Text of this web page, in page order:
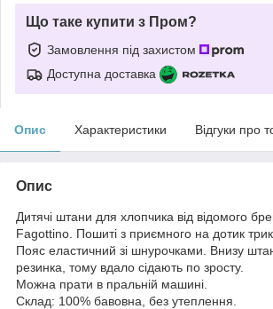
Що таке купити з Пром?
Замовлення під захистом
Доступна доставка
Опис Характеристики Відгуки про
Опис
Дитячі штани для хлопчика від відомого
Fagottino. Пошиті з приємного на дотик
Пояс еластичний зі шнурочками. Внизу
резинка, тому вдало сідають по зросту.
Можна прати в пральній машині.
Склад: 100% бавовна, без утеплення.